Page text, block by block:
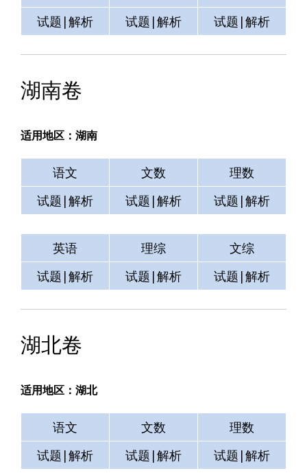
试题|解析
试题|解析 试题|解析
湖南卷
适用地区：湖南
语文 文数
理数
试题|解析
试题|解析 试题|解析
英语 理综
文综
试题|解析
试题|解析 试题|解析
湖北卷
适用地区：湖北
语文 文数
理数
试题|解析
试题|解析 试题|解析